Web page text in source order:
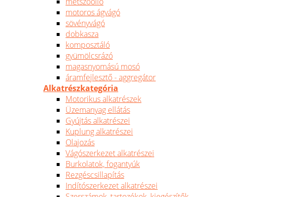
motoros ágvágó
sövényvágó
dobkasza
komposztáló
gyümölcsrázó
magasnyomású mosó
áramfejlesztő - aggregátor
Alkatrészkategória
Motorikus alkatrészek
Üzemanyag ellátás
Gyújtás alkatrészei
Kuplung alkatrészei
Olajozás
Vágószerkezet alkatrészei
Burkolatok, fogantyúk
Rezgéscsillapítás
Indítószerkezet alkatrészei